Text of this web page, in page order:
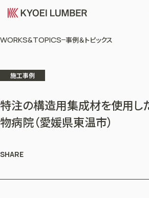
WORKS&TOPICS 事例＆トピックス
施工事例
特注の構造用集成材を使用し
物病院（愛媛県東温市）
SHARE